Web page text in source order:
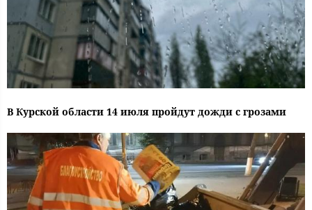
В Курской области 14 июля пройдут дожди с грозами